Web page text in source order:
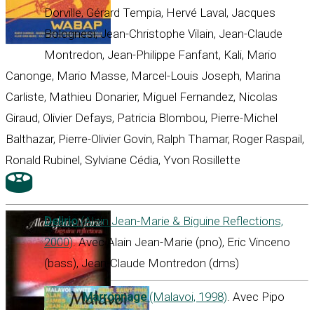
Dorville, Gérard Tempia, Hervé Laval, Jacques
Bolognesi, Jean-Christophe Vilain, Jean-Claude
Montredon, Jean-Philippe Fanfant, Kali, Mario
Canonge, Mario Masse, Marcel-Louis Joseph, Marina
Carliste, Mathieu Donarier, Miguel Fernandez, Nicolas
Giraud, Olivier Defays, Patricia Blombou, Pierre-Michel
Balthazar, Pierre-Olivier Govin, Ralph Thamar, Roger Raspail,
Ronald Rubinel, Sylviane Cédia, Yvon Rosillette
Delirio(Alain Jean-Marie & Biguine Reflections,
2000). Avec Alain Jean-Marie (pno), Eric Vinceno
(bass), Jean-Claude Montredon (dms)
Marronnage(Malavoi, 1998). Avec Pipo